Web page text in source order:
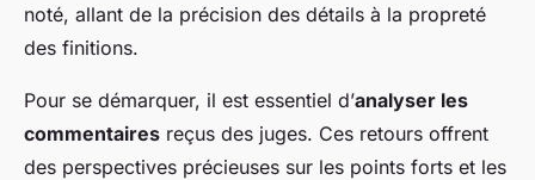
noté, allant de la précision des détails à la propreté
des finitions.
Pour se démarquer, il est essentiel d’analyser les
commentaires reçus des juges. Ces retours offrent
des perspectives précieuses sur les points forts et les